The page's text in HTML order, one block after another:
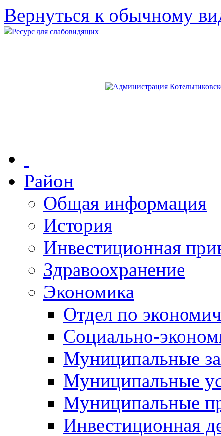
Вернуться к обычному
Ресурс для слабовидящих
Район
Общая информация
История
Инвестиционная
Здравоохранение
Экономика
Отдел по
Социально-
Муниципальные
Муниципальные
Муниципальные
Инвестиционная